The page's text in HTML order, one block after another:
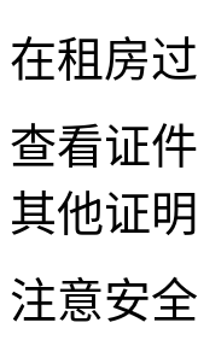
在租房
查看证
其他证
注意安